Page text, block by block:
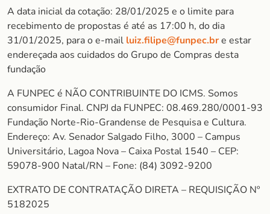
A data inicial da cotação: 28/01/2025 e o limite para
recebimento de propostas é até as 17:00 h, do dia
31/01/2025, para o e-mail luiz.filipe@funpec.bre estar
endereçada aos cuidados do Grupo de Compras desta
fundação
A FUNPEC é NÃO CONTRIBUINTE DO ICMS. Somos
consumidor Final. CNPJ da FUNPEC: 08.469.280/0001-93
Fundação Norte-Rio-Grandense de Pesquisa e Cultura.
Endereço: Av. Senador Salgado Filho, 3000 – Campus
Universitário, Lagoa Nova – Caixa Postal 1540 – CEP:
59078-900 Natal/RN – Fone: (84) 3092-9200
EXTRATO DE CONTRATAÇÃO DIRETA – REQUISIÇÃO Nº
5182025